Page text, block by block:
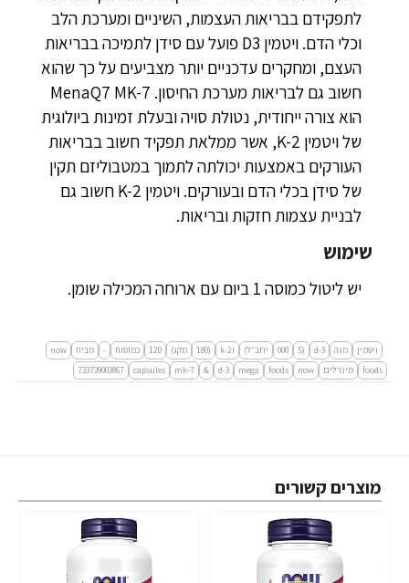
לתפקידם בבריאות העצמות, השיניים ומערכת הלב
וכלי הדם. ויטמין D3 פועל עם סידן לתמיכה בבריאות
העצם, ומחקרים עדכניים יותר מצביעים על כך שהוא
חשוב גם לבריאות מערכת החיסון. MenaQ7 MK-7
הוא צורה ייחודית, נטולת סויה ובעלת זמינות ביולוגית
של ויטמין K-2, אשר ממלאת תפקיד חשוב בבריאות
העורקים באמצעות יכולתה לתמוך במטבוליזם תקין
של סידן בכלי הדם ובעורקים. ויטמין K-2 חשוב גם
לבניית עצמות חזקות ובריאות.
שימוש
יש ליטול כמוסה 1 ביום עם ארוחה המכילה שומן.
ויטמין מגה d-3
(5
000 יחב״ל) וk-2 (180 מקג) 120 כמוסות - מבית
now
foods
מינרלים now
foods
mega
d-3
&
mk-7
capsules
733739003867
מוצרים קשורים